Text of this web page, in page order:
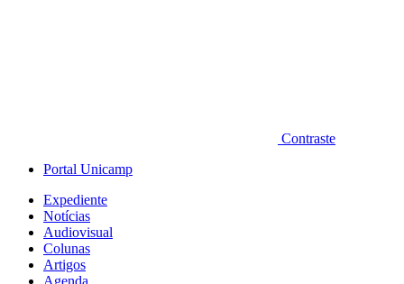
Contraste
Portal Unicamp
Expediente
Notícias
Audiovisual
Colunas
Artigos
Agenda